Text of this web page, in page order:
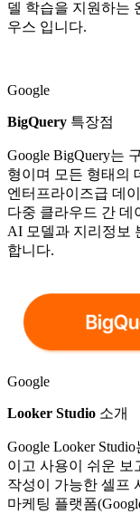
델 학습을 지원하는
우스 입니다.
Google
BigQuery 특장점
Google BigQuery는
형이며 모든 형태의
엔터프라이즈급 데
다중 클라우드 간 데
AI 모델과 지리정보
합니다.
Google
Looker Studio 소개
Google Looker
이고 사용이 쉬운 보
작성이 가능한 셀프
마케팅 플랫폼